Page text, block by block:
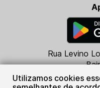
Utilizamos cookies
Rua Levino